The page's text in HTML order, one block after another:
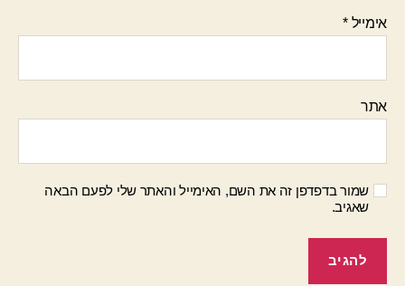
אימייל*
אתר
שמור בדפדפן זה את השם, האימייל והאתר שלי לפעם הבאה
שאגיב.